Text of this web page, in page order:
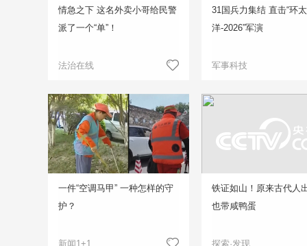
情急之下 这名外卖小哥给民警
派了一个“单”！
法治在线
31国兵力集结 直击“环
洋-2026”军演
军事科技
一件“空调马甲” 一种怎样的守
护？
新闻1+1
铁证如山！原来古代人
也带咸鸭蛋
探索·发现